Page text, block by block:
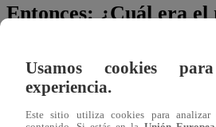
Entonces: ¿Cuál era
La razón sería el exceso de
desganado y sin ánimos de
Usamos cookies
experiencia.
Este sitio utiliza cookies para